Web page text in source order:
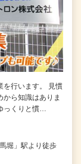
を行います。 見慣
ら知識はありま
っくりと慣…
堀」駅より徒歩